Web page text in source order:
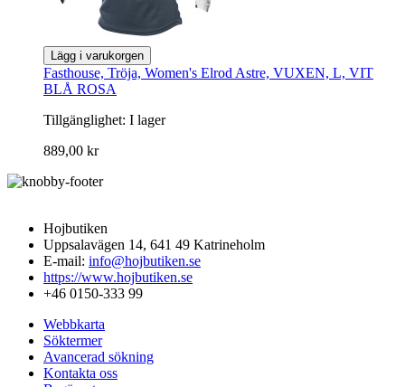
Lägg i varukorgen
Fasthouse, Tröja, Women's Elrod Astre, VUXEN, L, VIT
BLÅ ROSA
Tillgänglighet: I lager
889,00 kr
Hojbutiken
Uppsalavägen 14, 641 49 Katrineholm
E-mail: info@hojbutiken.se
https://www.hojbutiken.se
+46 0150-333 99
Webbkarta
Söktermer
Avancerad sökning
Kontakta oss